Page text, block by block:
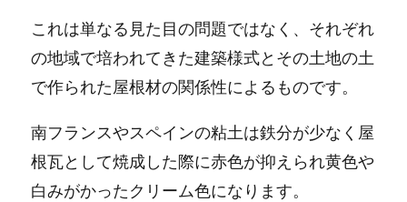
これは単なる見た目の問題ではなく、それぞれ
の地域で培われてきた建築様式とその土地の土
で作られた屋根材の関係性によるものです。
南フランスやスペインの粘土は鉄分が少なく屋
根瓦として焼成した際に赤色が抑えられ黄色や
白みがかったクリーム色になります。